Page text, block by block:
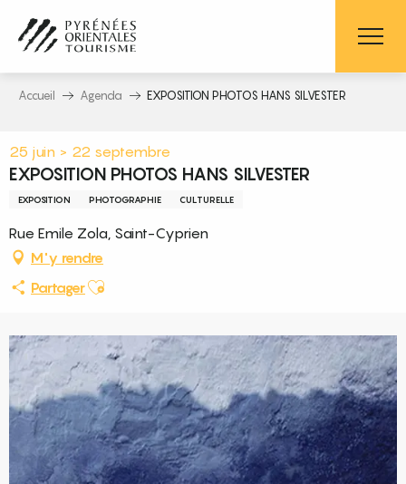
contenu
principal
Accueil Agenda EXPOSITION PHOTOS HANS SILVESTER
25 juin > 22 septembre
EXPOSITION PHOTOS HANS SILVESTER
EXPOSITION PHOTOGRAPHIE CULTURELLE
Rue Emile Zola, Saint-Cyprien
M'y rendre
PartagerAjouter aux favoris